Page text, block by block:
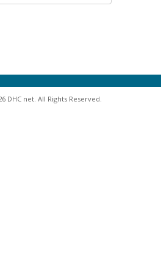
DHC net. All Rights Reserved.